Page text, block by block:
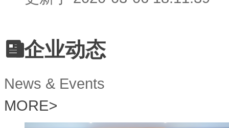
企业动态
News & Events
MORE>